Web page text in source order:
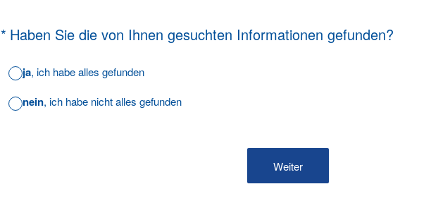
* Haben Sie die von Ihnen gesuchten Informationen gefunden?
(Erforderlich.)
ja, ich habe alles gefunden
nein, ich habe nicht alles gefunden
Weiter